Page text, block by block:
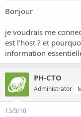
l
d
i
s
c
u
s
s
i
o
n
t
Bonjour
je voudrais me
est l'host ? et
information
PH-CTO
Administrator
13/3/10